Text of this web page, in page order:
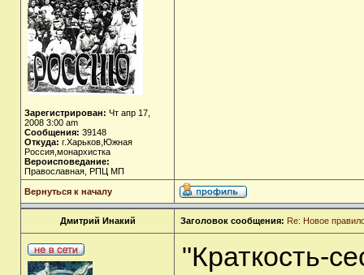
Зарегистрирован: Чт апр 17,
2008 3:00 am
Сообщения: 39148
Откуда: г.Харьков,Южная
Россия,монархистка
Вероисповедание:
Православная, РПЦ МП
Вернуться к началу
Дмитрий Инакий Заголовок сообщения: Re: Новое
"Краткость-